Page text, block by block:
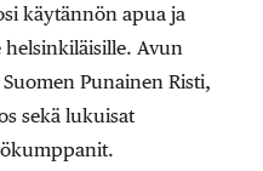
käytännön apua ja
Avun
Punainen Risti,
sekä lukuisat